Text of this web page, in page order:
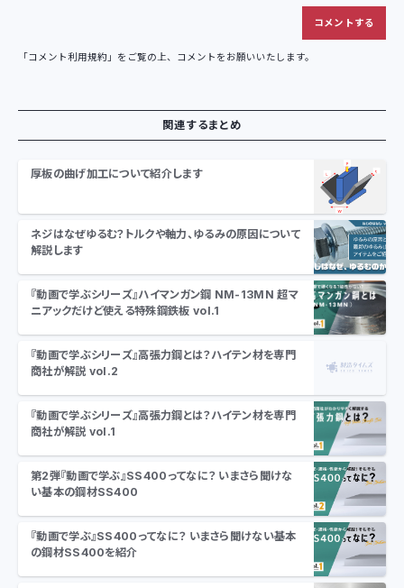
「コメント利用規約 」をご覧の上、コメントをお願いいたします。
関連するまとめ
厚板の曲げ加工について紹介します
ネジはなぜゆるむ？トルクや軸力、ゆるみの原因について
解説します
『動画で学ぶシリーズ』ハイマンガン鋼 NM-13MN 超マ
ニアックだけど使える特殊鋼鉄板 vol.1
『動画で学ぶシリーズ』高張力鋼とは？ハイテン材を専門
商社が解説 vol.2
『動画で学ぶシリーズ』高張力鋼とは？ハイテン材を専門
商社が解説 vol.1
第2弾『動画で学ぶ』SS400ってなに？ いまさら聞けな
い基本の鋼材SS400
『動画で学ぶ』SS400ってなに？ いまさら聞けない基本
の鋼材SS400を紹介